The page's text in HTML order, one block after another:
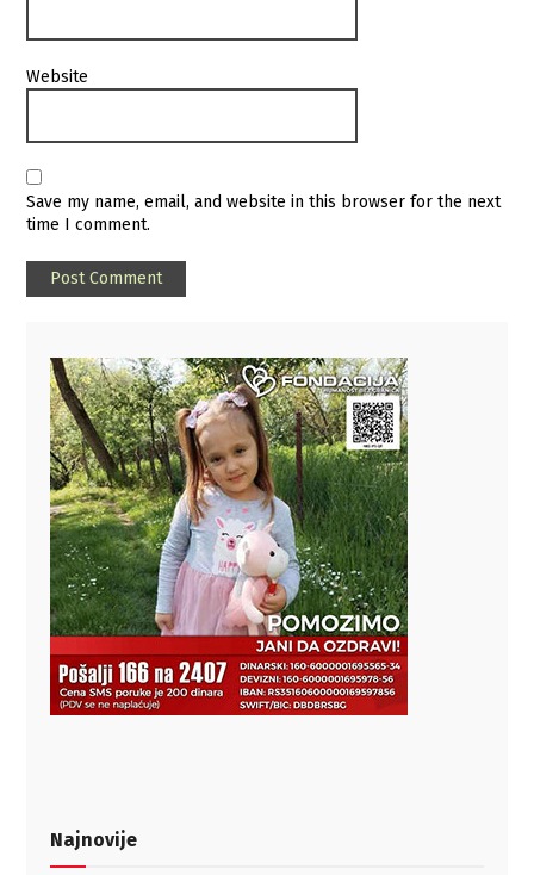
Website
Save my name, email, and website in this browser for the next
time I comment.
Najnovije